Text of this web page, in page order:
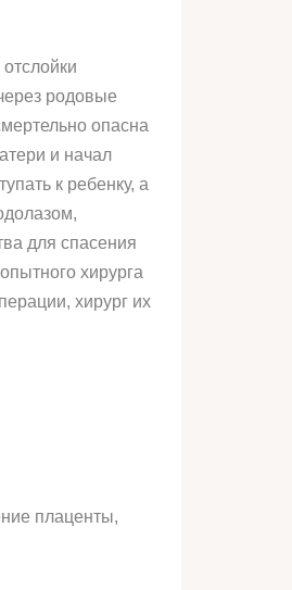
родовые
опасна
и начал
к ребенку, а
для спасения
хирурга
хирург их
плаценты,